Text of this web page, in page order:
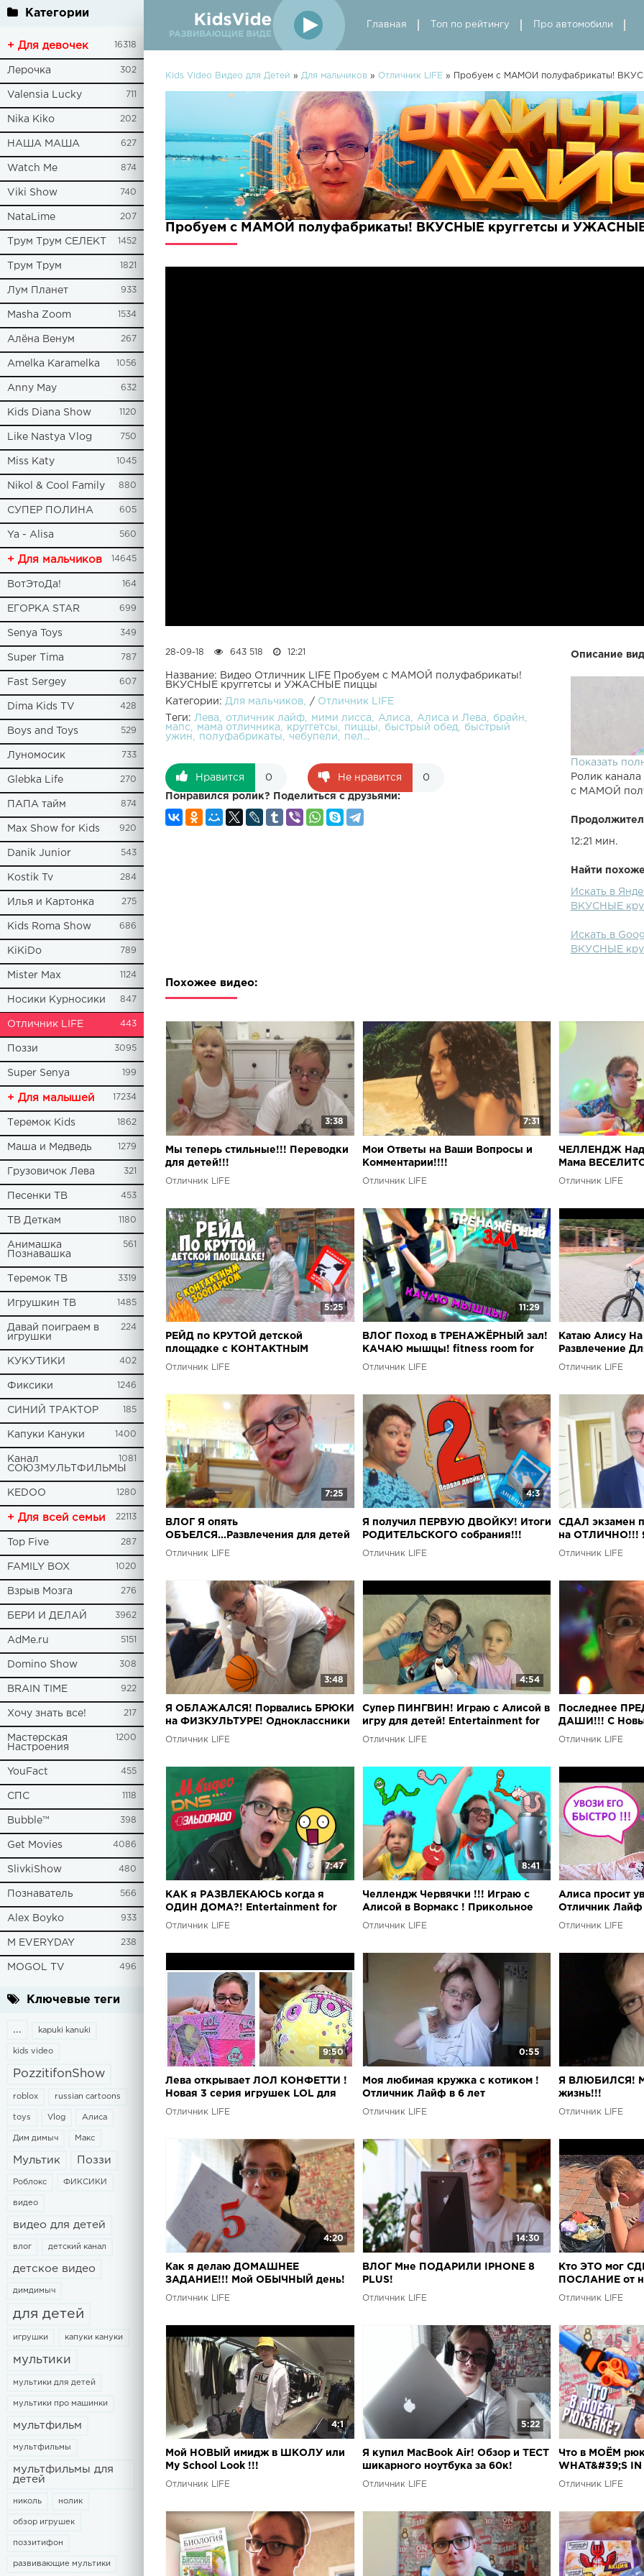
Категории
+ Для девочек 16318
Лерочка 302
Valensia Lucky 711
Nika Kiko 202
НАША МАША 627
Watch Me 874
Viki Show 740
NataLime 207
Трум Трум СЕЛЕКТ 1452
Трум Трум 1821
Лум Планет 933
Masha Zoom 1534
Алёна Венум 267
Amelka Karamelka 1056
Anny May 632
Kids Diana Show 1120
Like Nastya Vlog 750
Miss Katy 1045
Nikol & Cool Family 880
СУПЕР ПОЛИНА 605
Ya - Alisa 560
+ Для мальчиков 14645
ВотЭтоДа! 164
ЕГОРКА STAR 699
Senya Toys 349
Super Tima 787
Fast Sergey 607
Dima Kids TV 428
Boys and Toys 529
Луномосик 733
Glebka Life 270
ПАПА тайм 874
Max Show for Kids 920
Danik Junior 543
Kostik Tv 284
Илья и Картонка 275
Kids Roma Show 686
KiKiDo 789
Mister Max 1124
Носики Курносики 847
Отличник LIFE 443
Поззи 3095
Super Senya 199
+ Для малышей 17234
Теремок Kids 1862
Маша и Медведь 1279
Грузовичок Лева 321
Песенки ТВ 453
ТВ Деткам 1180
Анимашка
Познавашка
561
Теремок ТВ 3319
Игрушкин ТВ 1485
Давай поиграем в
игрушки
224
КУКУТИКИ 402
Фиксики 1246
СИНИЙ ТРАКТОР 185
Капуки Кануки 1400
Канал
СОЮЗМУЛЬТФИЛЬМЫ
1081
KEDOO 1280
+ Для всей семьи 22113
Top Five 287
FAMILY BOX 1020
Взрыв Мозга 276
БЕРИ И ДЕЛАЙ 3962
AdMe.ru 5151
Domino Show 308
BRAIN TIME 922
Хочу знать все! 217
Мастерская
Настроения
1200
YouFact 455
СПС 1118
Bubble™ 398
Get Movies 4086
SlivkiShow 480
Познаватель 566
Alex Boyko 933
M EVERYDAY 238
MOGOL TV 496
Ключевые теги
... kapuki kanuki
kids video
PozzitifonShow
roblox russian cartoons
toys Vlog Алиса
Дим димыч Макс
Мультик Поззи
Роблокс ФИКСИКИ
видео
видео для детей
влог детский канал
детское видео
димдимыч
для детей
игрушки капуки кануки
мультики
мультики для детей
мультики про машинки
мультфильм
мультфильмы
мультфильмы для
детей
николь нолик
обзор игрушек
поззитифон
развивающие мультики
Главная Топ по рейтингу Про автомобили
Kids Video Видео для Детей » Для мальчиков » Отличник LIFE » Пробуем с МАМОЙ полуфабрикаты!
Пробуем с МАМОЙ полуфабрикаты! ВКУСНЫЕ круггетсы и
Описание
Канал Мамы:
сделали
bodyЛева
крейзики!!
children
challenge!!!
Challenge
Спасите
Показать
Ролик канала
с МАМОЙ
12:21 мин.
Найти
Искать в
ВКУСНЫЕ
Искать в
ВКУСНЫЕ
28-09-18 643 518 12:21
Название: Видео Отличник LIFE Пробуем с МАМОЙ полуфабрикаты!
ВКУСНЫЕ круггетсы и УЖАСНЫЕ пиццы
Категории: Для мальчиков / Отличник LIFE
Теги: Лева отличник лайф мими лисса Алиса Алиса и Лева
брайн
мапс
мама отличника круггетсы пиццы быстрый обед
быстрый
ужин
полуфабрикаты чебупели пел...
Нравится 0 Не нравится 0
Понравился ролик? Поделиться с друзьями:
Похожее видео:
3:38
Мы теперь стильные!!! Переводки
для детей!!!
Отличник LIFE
7:31
Мои Ответы на Ваши Вопросы и
Комментарии!!!!
Отличник LIFE
ЧЕЛЛЕНДЖ
Мама
for children
Отличник LIFE
5:25
РЕЙД по КРУТОЙ детской
площадке с КОНТАКТНЫМ
зоопарком! entertainment for
Отличник LIFE
11:29
ВЛОГ Поход в ТРЕНАЖЁРНЫЙ зал!
КАЧАЮ мышцы! fitness room for
beginners
Отличник LIFE
Катаю Алису
Развлечение
Отличник LIFE
7:25
ВЛОГ Я опять
ОБЪЕЛСЯ...Развлечения для детей
в КРАСНОДАРЕ!
Отличник LIFE
4:3
Я получил ПЕРВУЮ ДВОЙКУ! Итоги
РОДИТЕЛЬСКОГО собрания!!!
Отличник LIFE
СДАЛ экзамен
на ОТЛИЧНО!!!
ПРОГРАММИСТ!
Отличник LIFE
3:48
Я ОБЛАЖАЛСЯ! Порвались БРЮКИ
на ФИЗКУЛЬТУРЕ! Одноклассники
в ШОКЕ..
Отличник LIFE
4:54
Супер ПИНГВИН! Играю с Алисой в
игру для детей! Entertainment for
children Игра Тонкий Лед для
Отличник LIFE
Последнее
ДАШИ!!! С
Отличник LIFE
7:47
КАК я РАЗВЛЕКАЮСЬ когда я
ОДИН ДОМА?! Entertainment for
children. kids
Отличник LIFE
8:41
Челлендж Червячки !!! Играю с
Алисой в Вормакс ! Прикольное
развлечение для детей
Отличник LIFE
Алиса просит
Отличник Лайф
Отличник LIFE
9:50
Лева открывает ЛОЛ КОНФЕТТИ !
Новая 3 серия игрушек LOL для
детей !
Отличник LIFE
0:55
Моя любимая кружка с котиком !
Отличник Лайф в 6 лет
Отличник LIFE
Я ВЛЮБИЛСЯ!
жизнь!!!
Отличник LIFE
4:20
Как я делаю ДОМАШНЕЕ
ЗАДАНИЕ!!! Мой ОБЫЧНЫЙ день!
Отличник LIFE
14:30
ВЛОГ Мне ПОДАРИЛИ IPHONE 8
PLUS!
Отличник LIFE
Кто ЭТО мог
ПОСЛАНИЕ от
Отличник LIFE
4:1
Мой НОВЫЙ имидж в ШКОЛУ или
My School Look !!!
Отличник LIFE
5:22
Я купил MacBook Air! Обзор и ТЕСТ
шикарного ноутбука за 60к!
Отличник LIFE
Что в МОЁМ
WHAT&#39;S IN
Отличник LIFE